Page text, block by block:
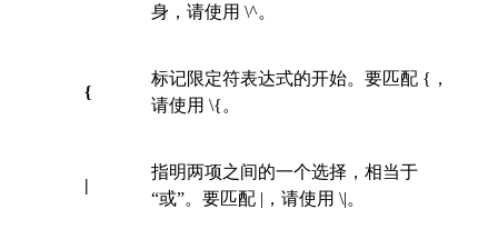
身，请使用 \^。
{
标记限定符表达式的开始。要匹配 {，
请使用 \{。
|
指明两项之间的一个选择，相当于
“或”。要匹配 |，请使用 \|。